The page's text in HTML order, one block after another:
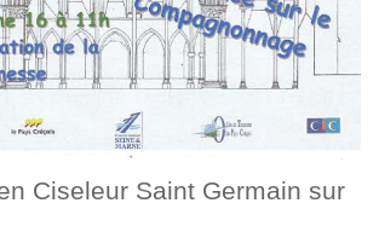
Ciseleur Saint Germain sur